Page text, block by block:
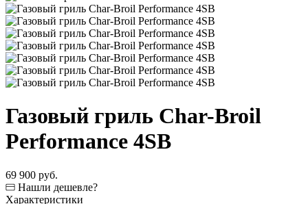
Газовый гриль Char-Broil
Performance 4SB
69 900 руб.
Нашли дешевле?
Характеристики